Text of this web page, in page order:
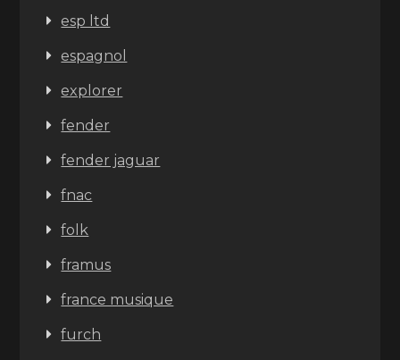
esp ltd
espagnol
explorer
fender
fender jaguar
fnac
folk
framus
france musique
furch